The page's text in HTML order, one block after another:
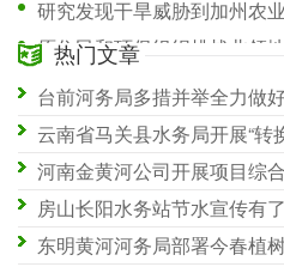
研究发现干旱威胁到加州农
原住民和环保组织挑战北领
Dangote的Sephaku水泥制定
热门文章
台前河务局多措并举全力做
云南省马关县水务局开展“转
河南金黄河公司开展项目综
房山长阳水务站节水宣传有
东明黄河河务局部署今春植